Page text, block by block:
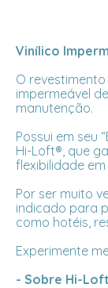
Vinílico
O
impermeável
manutenção.
Possui em seu
Hi-Loft®, que
flexibilidade
Por ser muito
indicado para
como hotéis,
Experimente
- Sobre Hi-